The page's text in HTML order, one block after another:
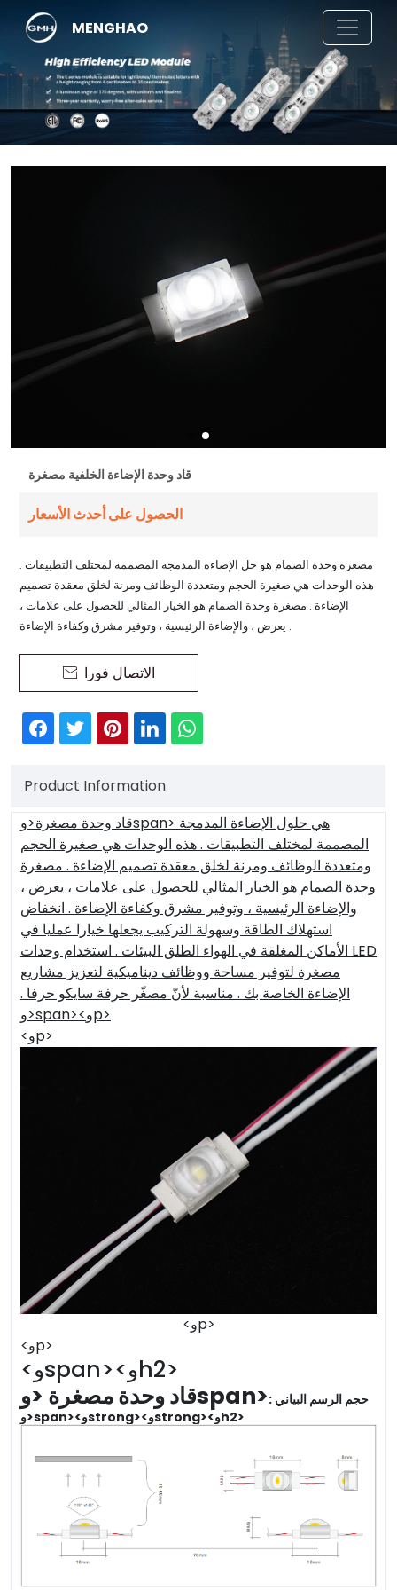
MENGHAO
قاد وحدة الإضاءة الخلفية مصغرة
الحصول على أحدث الأسعار
مصغرة وحدة الصمام هو حل الإضاءة المدمجة المصممة لمختلف التطبيقات .
هذه الوحدات هي صغيرة الحجم ومتعددة الوظائف ومرنة لخلق معقدة تصميم
الإضاءة . مصغرة وحدة الصمام هو الخيار المثالي للحصول على علامات ،
يعرض ، والإضاءة الرئيسية ، وتوفير مشرق وكفاءة الإضاءة .
 الاتصال فورا
Product Information
قاد وحدة مصغرة<وspan>
المصممة لمختلف التطبيقات . هذه الوحدات هي صغيرة الحجم
ومتعددة الوظائف ومرنة لخلق معقدة تصميم الإضاءة . مصغرة
وحدة الصمام هو الخيار المثالي للحصول على علامات ، يعرض ،
والإضاءة الرئيسية ، وتوفير مشرق وكفاءة الإضاءة . انخفاض
استهلاك الطاقة وسهولة التركيب يجعلها خيارا عمليا في
الأماكن المغلقة في الهواء الطلق البيئات . استخدام وحدات LED
مصغرة لتوفير مساحة ووظائف ديناميكية لتعزيز مشاريع
الإضاءة الخاصة بك . مناسبة لأنّ مصغّر حرفة سايكو حرفا .
<وspan><وp>
<وp>
<وp>
<وp>
<وspan><وh2>
قاد وحدة مصغرة <وspan>حجم الرسم البياني :
<وspan><وstrong><وstrong><وh2>